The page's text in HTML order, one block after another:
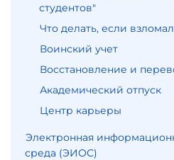
студентов"
Что делать, если
Воинский учет
Восстановление и
Академический отпуск
Центр карьеры
Электронная
среда (ЭИОС)